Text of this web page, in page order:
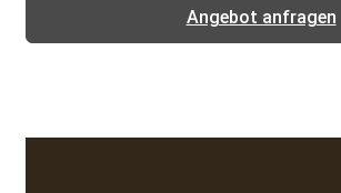
Angebot anfragen